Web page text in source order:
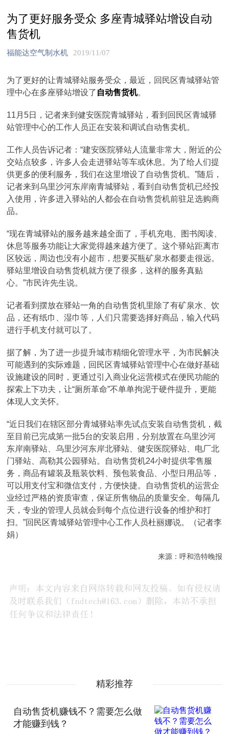
为了更好服务受众 多座青城驿站增设自动
售货机
福能达空气制水机 2019/11/07
为了更好的让青城驿站服务受众，最近，回民区青城驿站管
理中心在多座驿站增设了 自动售货机。
11月5日，记者来到健安医院青城驿站，看到回民区青城驿
站管理中心的工作人员正在安装和调试自动售卖机。
工作人员告诉记者：“建安医院驿站人流量非常大，附近的公
交站点较多，许多人会走进驿站等车或休息。为了给人们提
供更多的便利服务，我们在这里增设了自动售货机。”随后，
记者来到乌里沙河东岸南青城驿站，看到自动售货机已经投
入使用，许多进入驿站的人都会在自动售货机前驻足选购商
品。
“现在青城驿站的服务越来越全面了，手机充电、图书阅读、
休息等服务功能让大家觉得越来越方便了。这个驿站距离市
区较远，周边也没有小超市，想要买瓶矿泉水都要走很远。
驿站里增设自动售货机就方便了很多，这样的服务真贴
心。”市民许先生说。
记者看到摆放在驿站一角的自动售货机里除了有矿泉水、饮
品，还有纸巾、湿巾等，人们只需要选择好商品，输入代码
进行手机支付就可以了。
据了解，为了进一步提升城市精细化管理水平，为市民解决
可能遇到的实际难题，回民区青城驿站管理中心在做好基础
设施建设的同时，更通过引入商业化运营模式在便民功能的
探索上下功夫，让“厕所革命”不单单拘泥于硬件提升，更能
体现人文关怀。
“近日我们在辖区部分青城驿站率先试点安装自动售货机，截
至目前已完成第一批5台的安装启用，分别放置在乌里沙河
东岸南驿站、乌里沙河东岸北驿站、健安医院驿站、电厂北
门驿站、高勒其公园驿站。自动售货机24小时提供零售服
务，商品有罐装及瓶装饮料、预包装食品、小型日用品等，
可以用支付宝和微信支付，方便快捷。自动售货机的运营企
业经过严格的资质审查，保证所售物品的质量安全。每隔几
天，专业的管理人员就会到每个点位进行设备的维护和打
扫。”回民区青城驿站管理中心工作人员杜丽娜说。（记者李
娟）
来源：呼和浩特晚报
精彩推荐
自动售货机赚钱不？需要怎么做
才能赚到钱？